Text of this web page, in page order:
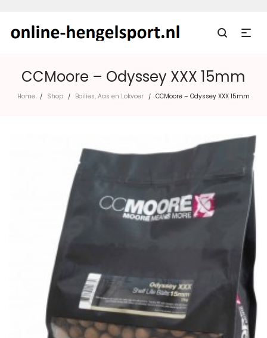
CCMoore – Odyssey XXX 15mm
Home / Shop / Boilies, Aas en Lokvoer / CCMoore – Odyssey XXX 15mm